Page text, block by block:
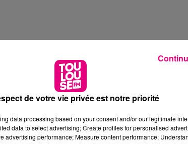
de votre vie privée est notre priorité
data processing based on your consent and/or our legitimate
data to select advertising; Create profiles for personalised
advertising performance; Measure content performance;